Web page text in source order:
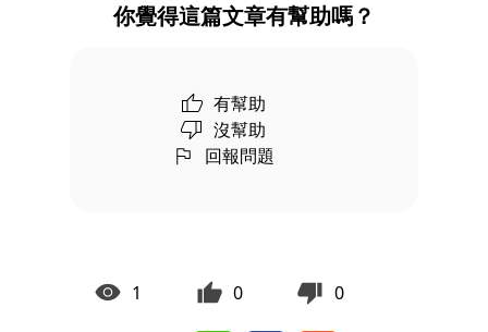
你覺得這篇文章有幫助嗎？
有幫助
沒幫助
回報問題
1 0 0